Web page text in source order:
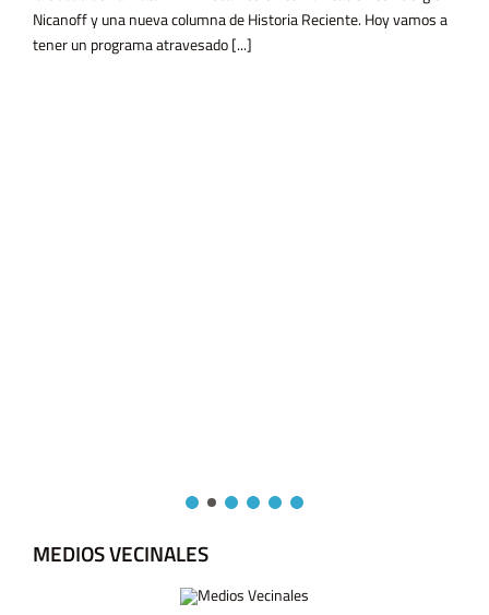
Nicanoff y una nueva columna de Historia Reciente. Hoy vamos a
tener un programa atravesado [...]
MEDIOS VECINALES